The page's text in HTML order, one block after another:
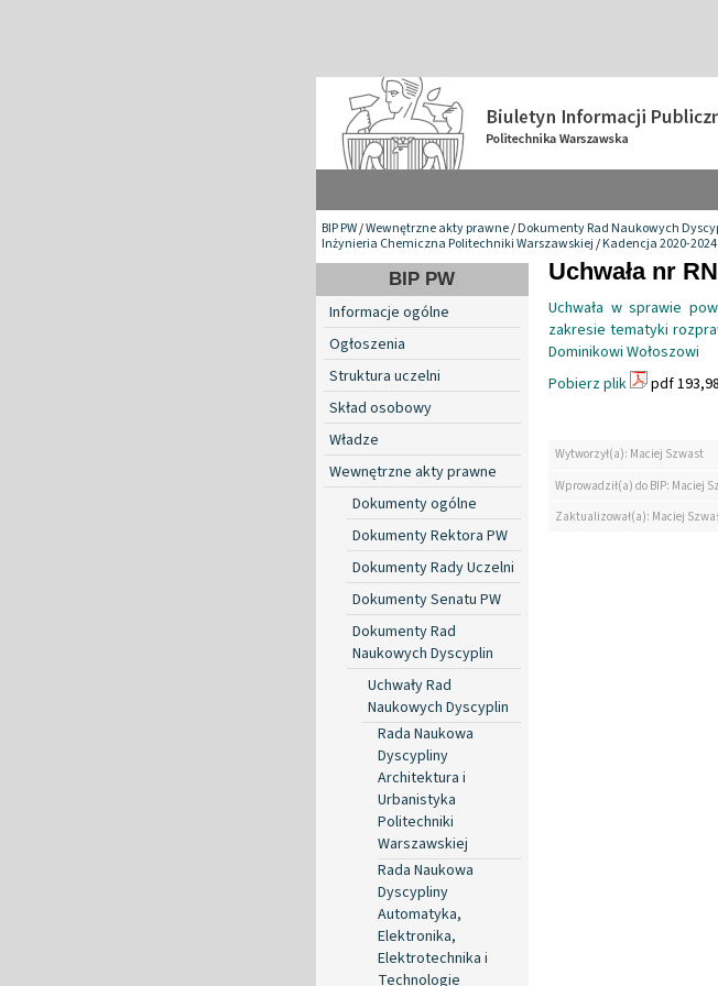
BIP PW/Wewnętrzne akty prawne/Dokumenty Rad Naukowych
Inżynieria Chemiczna Politechniki Warszawskiej/Kadencja 2020-2024
BIP PW
Informacje ogólne
Ogłoszenia
Struktura uczelni
Skład osobowy
Władze
Wewnętrzne akty prawne
Dokumenty ogólne
Dokumenty Rektora PW
Dokumenty Rady Uczelni
Dokumenty Senatu PW
Dokumenty Rad
Naukowych Dyscyplin
Uchwały Rad
Naukowych Dyscyplin
Rada Naukowa
Dyscypliny
Architektura i
Urbanistyka
Politechniki
Warszawskiej
Rada Naukowa
Dyscypliny
Automatyka,
Elektronika,
Elektrotechnika i
Technologie
Uchwała nr
Uchwała w sprawie
zakresie tematyki
Dominikowi Wołoszowi
Pobierz plik
pdf
Wytworzył(a): Maciej Szwast
Wprowadził(a) do BIP: Maciej
Zaktualizował(a): Maciej